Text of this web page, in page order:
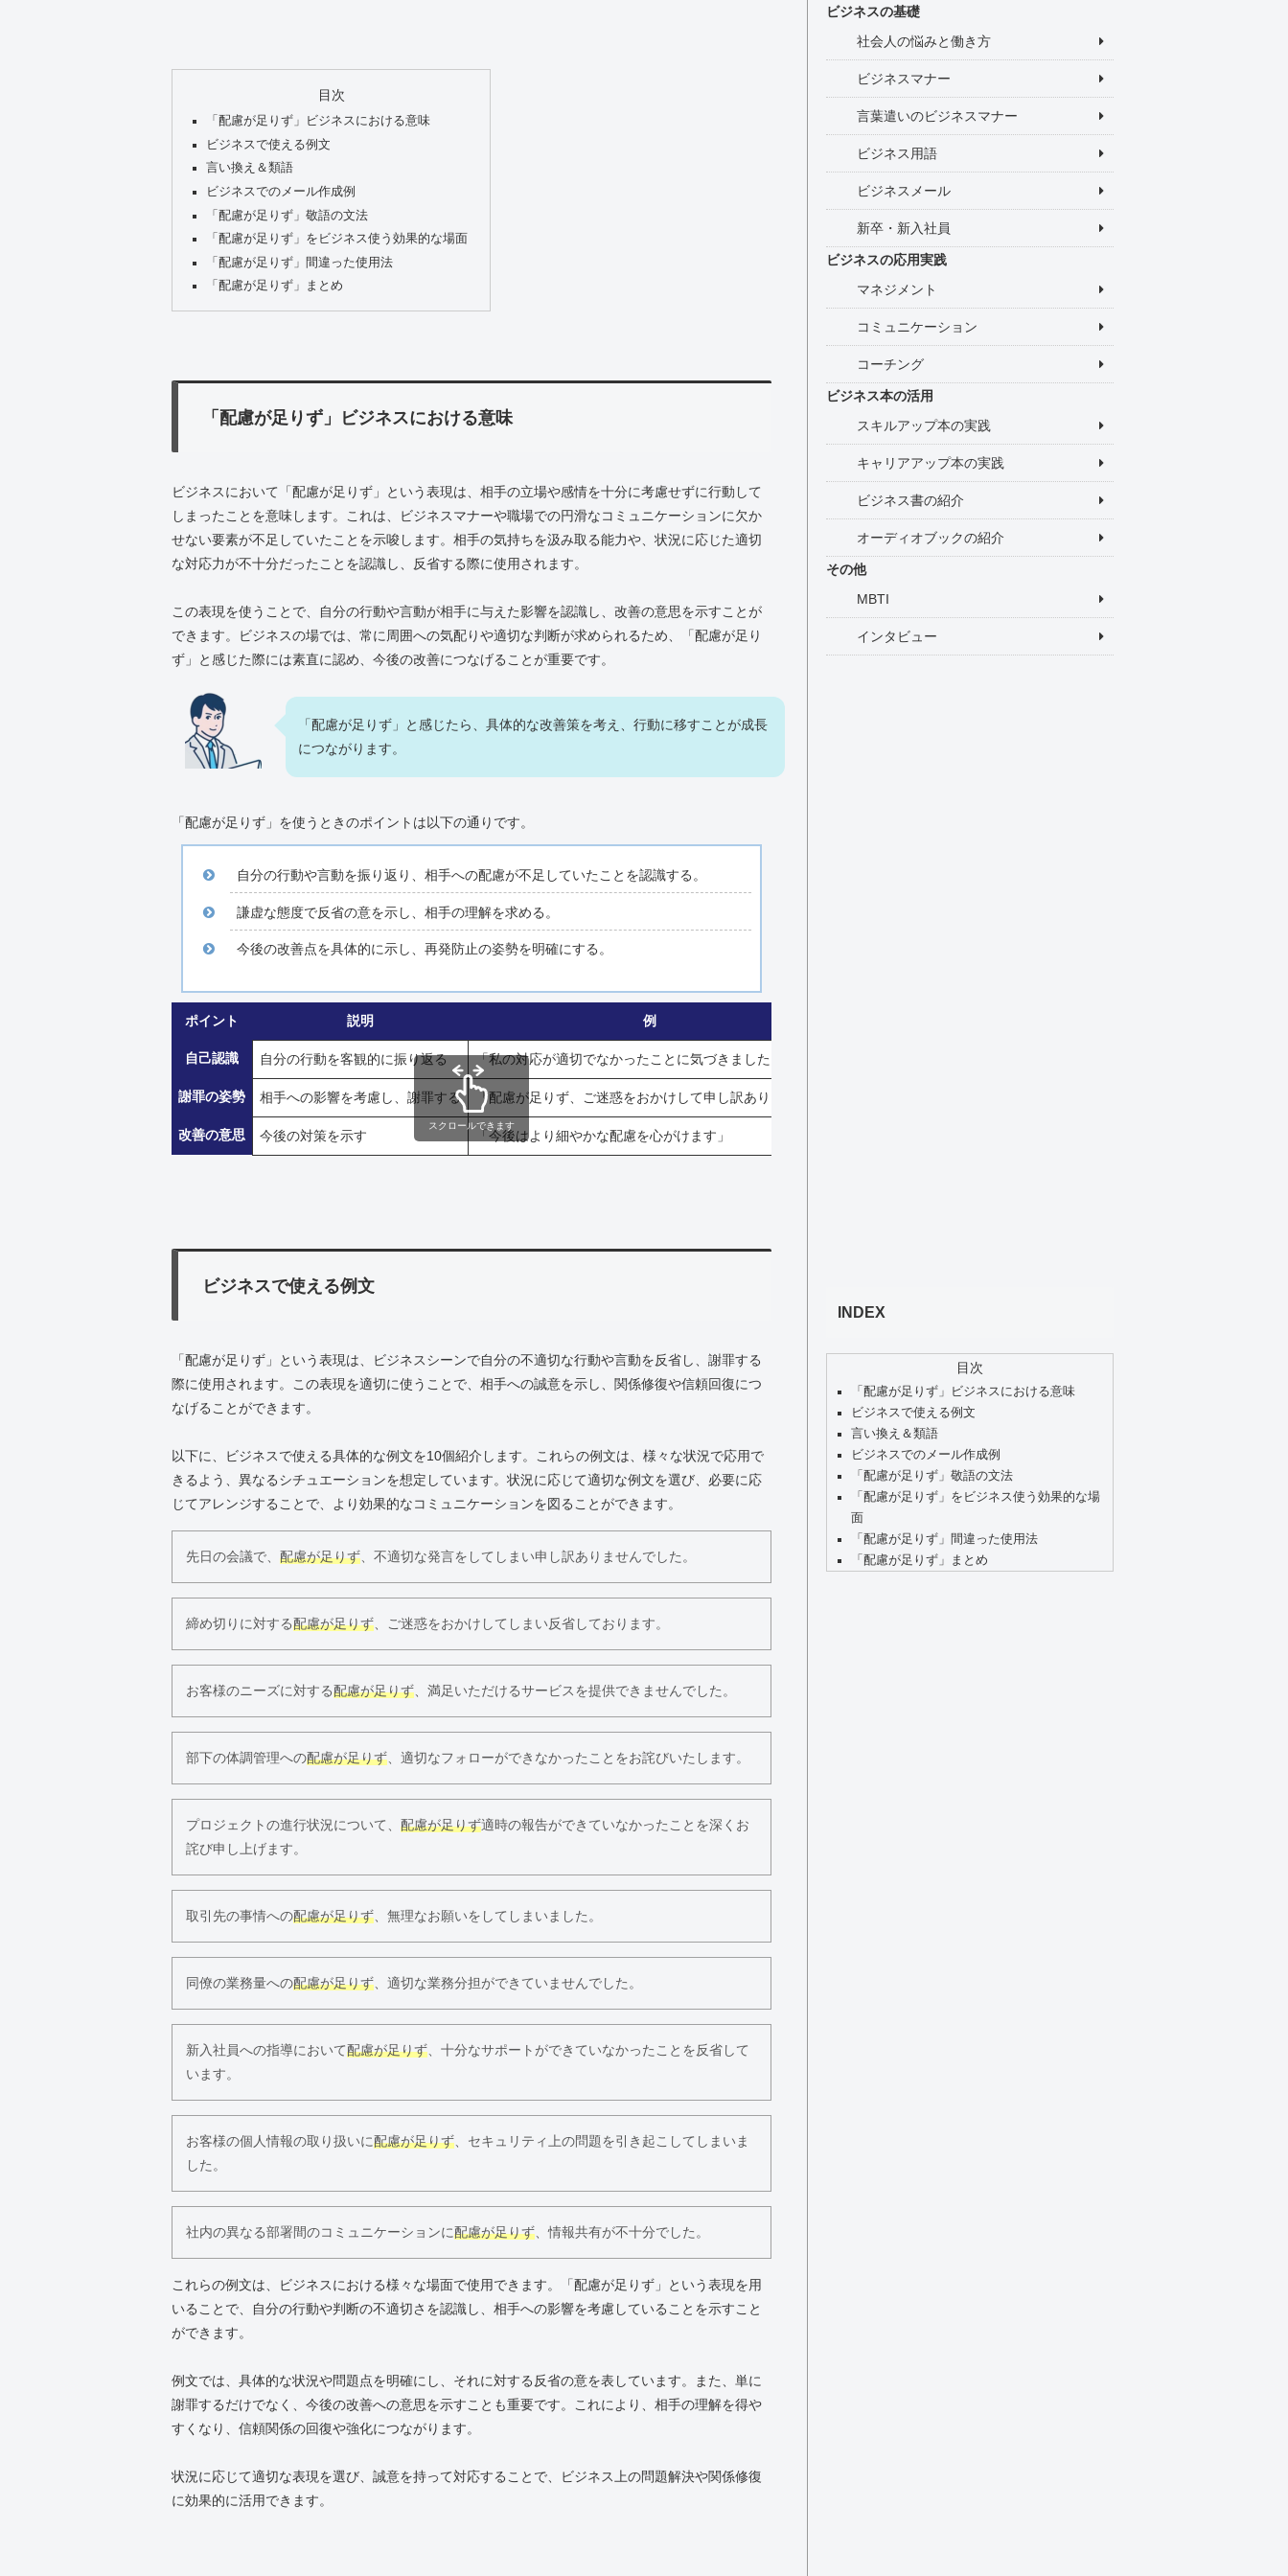
目次
「配慮が足りず」ビジネスにおける意味
ビジネスで使える例文
言い換え＆類語
ビジネスでのメール作成例
「配慮が足りず」敬語の文法
「配慮が足りず」をビジネス使う効果的な場面
「配慮が足りず」間違った使用法
「配慮が足りず」まとめ
「配慮が足りず」ビジネスにおける意味
ビジネスにおいて「配慮が足りず」という表現は、相手の立場や感情を十分に考慮せずに行動して
しまったことを意味します。これは、ビジネスマナーや職場での円滑なコミュニケーションに欠か
せない要素が不足していたことを示唆します。相手の気持ちを汲み取る能力や、状況に応じた適切
な対応力が不十分だったことを認識し、反省する際に使用されます。
この表現を使うことで、自分の行動や言動が相手に与えた影響を認識し、改善の意思を示すことが
できます。ビジネスの場では、常に周囲への気配りや適切な判断が求められるため、「配慮が足り
ず」と感じた際には素直に認め、今後の改善につなげることが重要です。
「配慮が足りず」と感じたら、具体的な改善策を考え、行動に移すことが成長
につながります。
「配慮が足りず」を使うときのポイントは以下の通りです。
自分の行動や言動を振り返り、相手への配慮が不足していたことを認識する。
謙虚な態度で反省の意を示し、相手の理解を求める。
今後の改善点を具体的に示し、再発防止の姿勢を明確にする。
ポイント 説明 例
自己認識 自分の行動を客観的に振り返る 「私の対応が適切でなかったことに気づきました」
謝罪の姿勢 相手への影響を考慮し、謝罪する 「配慮が足りず、ご迷惑をおかけして申し訳ありません」
改善の意思 今後の対策を示す 「今後はより細やかな配慮を心がけます」
スクロールできます
ビジネスで使える例文
「配慮が足りず」という表現は、ビジネスシーンで自分の不適切な行動や言動を反省し、謝罪する
際に使用されます。この表現を適切に使うことで、相手への誠意を示し、関係修復や信頼回復につ
なげることができます。
以下に、ビジネスで使える具体的な例文を10個紹介します。これらの例文は、様々な状況で応用で
きるよう、異なるシチュエーションを想定しています。状況に応じて適切な例文を選び、必要に応
じてアレンジすることで、より効果的なコミュニケーションを図ることができます。
先日の会議で、 配慮が足りず 、不適切な発言をしてしまい申し訳ありませんでした。
締め切りに対する配慮が足りず 、ご迷惑をおかけしてしまい反省しております。
お客様のニーズに対する配慮が足りず 、満足いただけるサービスを提供できませんでした。
部下の体調管理への配慮が足りず 、適切なフォローができなかったことをお詫びいたします。
プロジェクトの進行状況について、 配慮が足りず適時の報告ができていなかったことを深くお
詫び申し上げます。
取引先の事情への配慮が足りず 、無理なお願いをしてしまいました。
同僚の業務量への配慮が足りず 、適切な業務分担ができていませんでした。
新入社員への指導において配慮が足りず 、十分なサポートができていなかったことを反省して
います。
お客様の個人情報の取り扱いに配慮が足りず 、セキュリティ上の問題を引き起こしてしまいま
した。
社内の異なる部署間のコミュニケーションに配慮が足りず 、情報共有が不十分でした。
これらの例文は、ビジネスにおける様々な場面で使用できます。「配慮が足りず」という表現を用
いることで、自分の行動や判断の不適切さを認識し、相手への影響を考慮していることを示すこと
ができます。
例文では、具体的な状況や問題点を明確にし、それに対する反省の意を表しています。また、単に
謝罪するだけでなく、今後の改善への意思を示すことも重要です。これにより、相手の理解を得や
すくなり、信頼関係の回復や強化につながります。
状況に応じて適切な表現を選び、誠意を持って対応することで、ビジネス上の問題解決や関係修復
に効果的に活用できます。
ビジネスの基礎
社会人の悩みと働き方
ビジネスマナー
言葉遣いのビジネスマナー
ビジネス用語
ビジネスメール
新卒・新入社員
ビジネスの応用実践
マネジメント
コミュニケーション
コーチング
ビジネス本の活用
スキルアップ本の実践
キャリアアップ本の実践
ビジネス書の紹介
オーディオブックの紹介
その他
MBTI
インタビュー
INDEX
目次
「配慮が足りず」ビジネスにおける意味
ビジネスで使える例文
言い換え＆類語
ビジネスでのメール作成例
「配慮が足りず」敬語の文法
「配慮が足りず」をビジネス使う効果的な場
面
「配慮が足りず」間違った使用法
「配慮が足りず」まとめ